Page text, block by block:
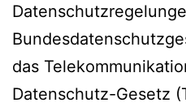
das
Datenschutz-Gesetz